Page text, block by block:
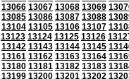
13066 13067 13068 13069
13085 13086 13087 13088
13104 13105 13106 13107
13123 13124 13125 13126
13142 13143 13144 13145
13161 13162 13163 13164
13180 13181 13182 13183
13199 13200 13201 13202